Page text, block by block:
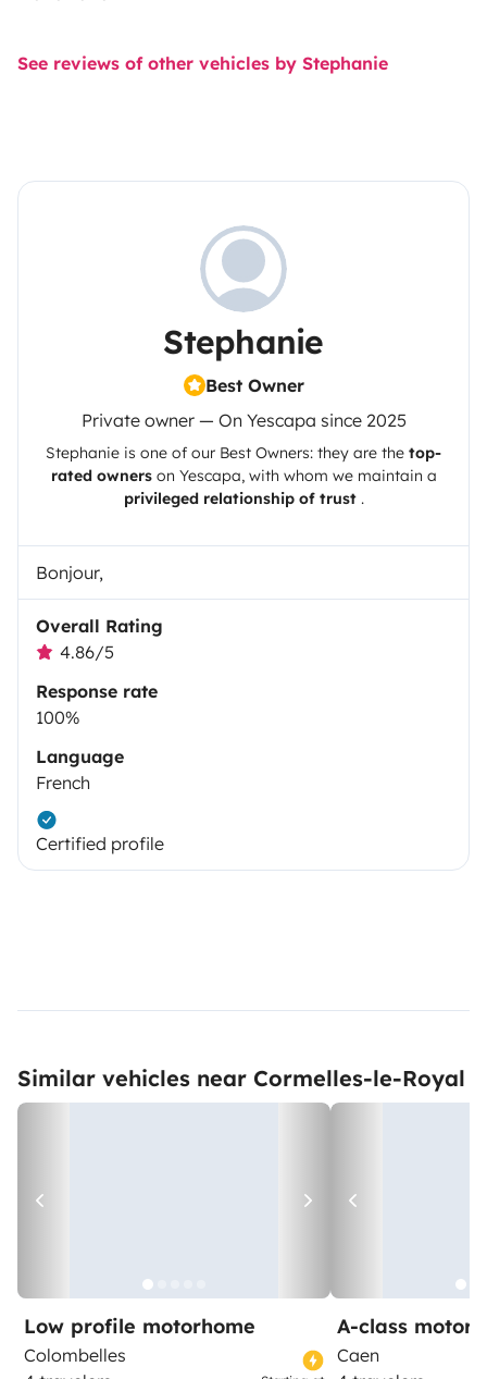
See reviews of other vehicles by Stephanie
Stephanie
Best Owner
Private owner — On Yescapa since 2025
Stephanie is one of our Best Owners: they are the top-
rated ownerson Yescapa, with whom we maintain a
privileged relationship of trust.
Bonjour,
Overall Rating
4.86/5
Response rate
100%
Language
French
Certified profile
Similar vehicles near Cormelles-le-Royal
Low profile motorhome
Colombelles
A-class
Caen